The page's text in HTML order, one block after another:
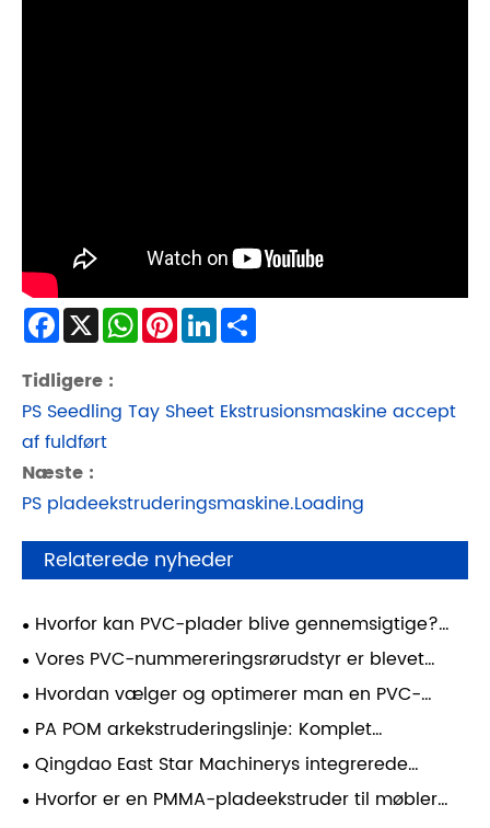
Facebook
X WhatsApp
Pinterest
LinkedIn
Tidligere :
​PS Seedling Tay Sheet Ekstrusionsmaskine accept
af fuldført
Næste :
PS pladeekstruderingsmaskine.Loading
Relaterede nyheder
Hvorfor kan PVC-plader blive gennemsigtige?
Den skjulte videnskab bag klare plastikplader
​Vores PVC-nummereringsrørudstyr er blevet
idriftsat med succes og dækker produktionen af ​​
alle specifikationer fra 1,5-10 mm.
Hvordan vælger og optimerer man en PVC-
skumpladeekstruderingslinje til stabil produktion?
PA POM arkekstruderingslinje: Komplet
behandlingsvejledning til højkvalitets teknisk
plastikproduktion
Qingdao East Star Machinerys integrerede
kimplantebakkeudstyr blev afsendt med succes til
Yemen
Hvorfor er en PMMA-pladeekstruder til møbler